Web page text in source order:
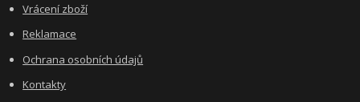
Vrácení zboží
Reklamace
Ochrana osobních údajů
Kontakty